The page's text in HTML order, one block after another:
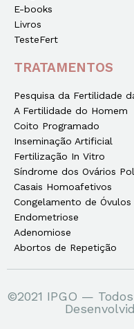
E-books
Livros
TesteFert
TRATAMENTOS
Pesquisa da Fertilidade
A Fertilidade do Homem
Coito Programado
Inseminação Artificial
Fertilização In Vitro
Síndrome dos Ovários
Casais Homoafetivos
Congelamento de Óvulos
Endometriose
Adenomiose
Abortos de Repetição
©2021 IPGO —